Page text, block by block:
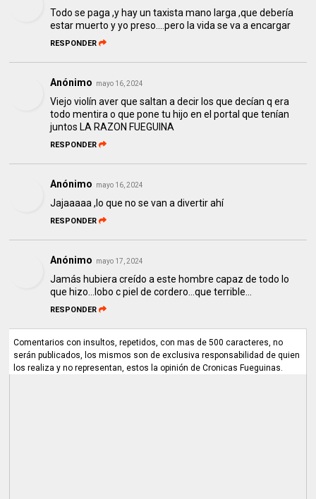
Todo se paga ,y hay un taxista mano larga ,que debería
estar muerto y yo preso....pero la vida se va a encargar
RESPONDER
Anónimo mayo 16, 2024
Viejo violín aver que saltan a decir los que decían q era
todo mentira o que pone tu hijo en el portal que tenían
juntos LA RAZON FUEGUINA
RESPONDER
Anónimo mayo 16, 2024
Jajaaaaa ,lo que no se van a divertir ahí
RESPONDER
Anónimo mayo 17, 2024
Jamás hubiera creído a este hombre capaz de todo lo
que hizo...lobo c piel de cordero...que terrible...
RESPONDER
Comentarios con insultos, repetidos, con mas de 500 caracteres, no
serán publicados, los mismos son de exclusiva responsabilidad de quien
los realiza y no representan, estos la opinión de Cronicas Fueguinas.